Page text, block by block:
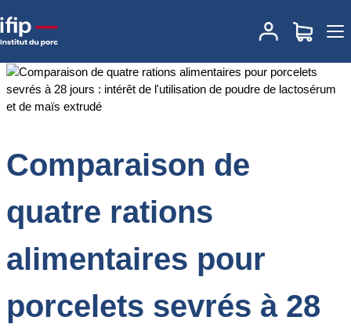
Accueil
Comparaison de quatre rations
alimentaires pour porcelets sevrés à 28 jours : intérêt de
Comparaison de
quatre rations
alimentaires pour
porcelets sevrés à 28